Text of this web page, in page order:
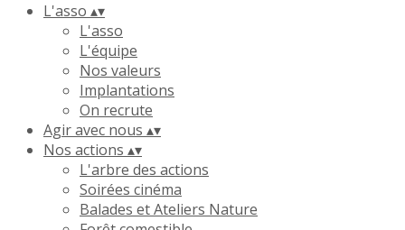
L'asso ▴▾
L'asso
L'équipe
Nos valeurs
Implantations
On recrute
Agir avec nous ▴▾
Nos actions ▴▾
L'arbre des actions
Soirées cinéma
Balades et Ateliers Nature